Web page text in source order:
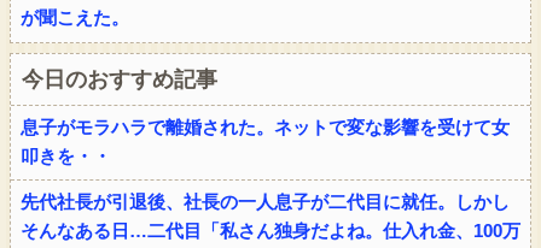
が聞こえた。
今日のおすすめ記事
息子がモラハラで離婚された。ネットで変な影響を受けて女
叩きを・・
先代社長が引退後、社長の一人息子が二代目に就任。しかし
そんなある日…二代目「私さん独身だよね。仕入れ金、100万